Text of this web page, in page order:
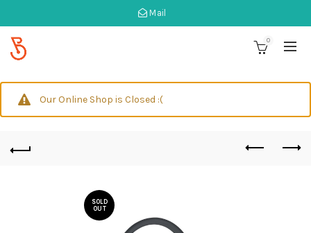
Mail
0
Our Online Shop is Closed :(
SOLD
OUT